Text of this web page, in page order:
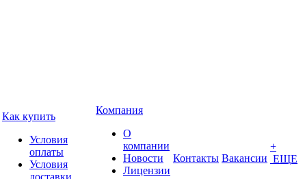
Как купить
Условия
оплаты
Условия
доставки
Компания
О
компании
Новости
Лицензии
Контакты Вакансии
+
ЕЩЕ